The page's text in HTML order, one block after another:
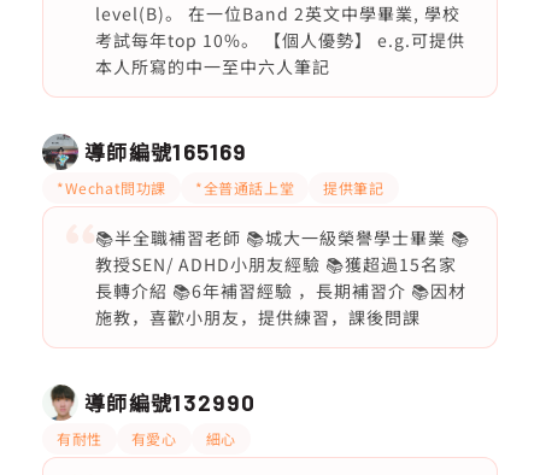
level(B)。 在一位Band 2英文中學畢業, 學校
考試每年top 10%。 【個人優勢】 e.g.可提供
本人所寫的中一至中六人筆記
導師編號165169
*Wechat問功課 *全普通話上堂 提供筆記
📚半全職補習老師 📚城大一級榮譽學士畢業 📚
教授SEN/ ADHD小朋友經驗 📚獲超過15名家
長轉介紹 📚6年補習經驗 ，長期補習介 📚因材
施教，喜歡小朋友，提供練習，課後問課
導師編號132990
有耐性 有愛心 細心